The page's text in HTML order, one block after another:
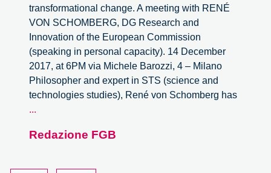
transformational change. A meeting with RENÉ
VON SCHOMBERG, DG Research and
Innovation of the European Commission
(speaking in personal capacity). 14 December
2017, at 6PM via Michele Barozzi, 4 – Milano
Philosopher and expert in STS (science and
technologies studies), René von Schomberg has
...
and
innovation.
Redazione FGB